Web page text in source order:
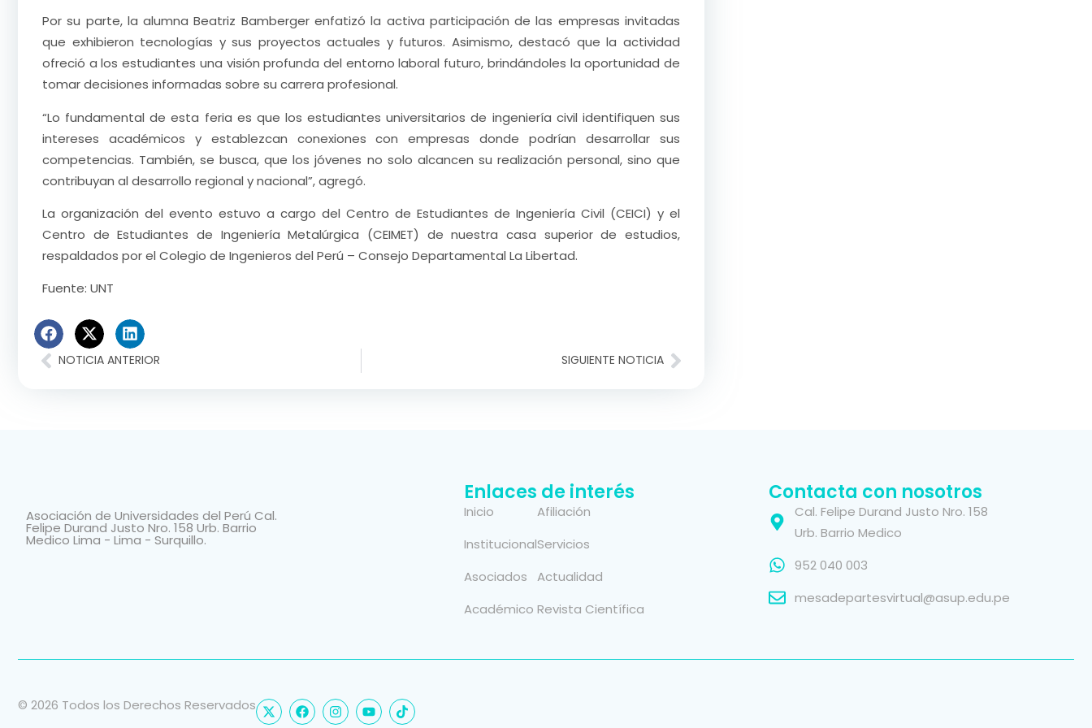
Por su parte, la alumna Beatriz Bamberger enfatizó la activa participación de las empresas invitadas
que exhibieron tecnologías y sus proyectos actuales y futuros. Asimismo, destacó que la actividad
ofreció a los estudiantes una visión profunda del entorno laboral futuro, brindándoles la oportunidad de
tomar decisiones informadas sobre su carrera profesional.
“Lo fundamental de esta feria es que los estudiantes universitarios de ingeniería civil identifiquen sus
intereses académicos y establezcan conexiones con empresas donde podrían desarrollar sus
competencias. También, se busca, que los jóvenes no solo alcancen su realización personal, sino que
contribuyan al desarrollo regional y nacional”, agregó.
La organización del evento estuvo a cargo del Centro de Estudiantes de Ingeniería Civil (CEICI) y el
Centro de Estudiantes de Ingeniería Metalúrgica (CEIMET) de nuestra casa superior de estudios,
respaldados por el Colegio de Ingenieros del Perú – Consejo Departamental La Libertad.
Fuente: UNT
NOTICIA ANTERIOR SIGUIENTE NOTICIA
Asociación de Universidades del Perú Cal.
Felipe Durand Justo Nro. 158 Urb. Barrio
Medico Lima - Lima - Surquillo.
Enlaces de interés
Inicio
Institucional
Asociados
Académico
Afiliación
Servicios
Actualidad
Revista Científica
Contacta con nosotros
Cal. Felipe Durand Justo Nro. 158
Urb. Barrio Medico
952 040 003
mesadepartesvirtual@asup.edu.pe
© 2026 Todos los Derechos Reservados